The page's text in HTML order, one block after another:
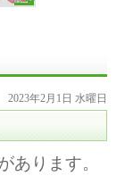
2023年2月1日 水曜日
あります。